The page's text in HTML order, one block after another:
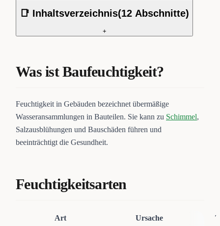
📑 Inhaltsverzeichnis(12 Abschnitte)
+
Was ist Baufeuchtigkeit?
Feuchtigkeit in Gebäuden bezeichnet übermäßige
Wasseransammlungen in Bauteilen. Sie kann zu Schimmel,
Salzausblühungen und Bauschäden führen und
beeinträchtigt die Gesundheit.
Feuchtigkeitsarten
Art Ursache